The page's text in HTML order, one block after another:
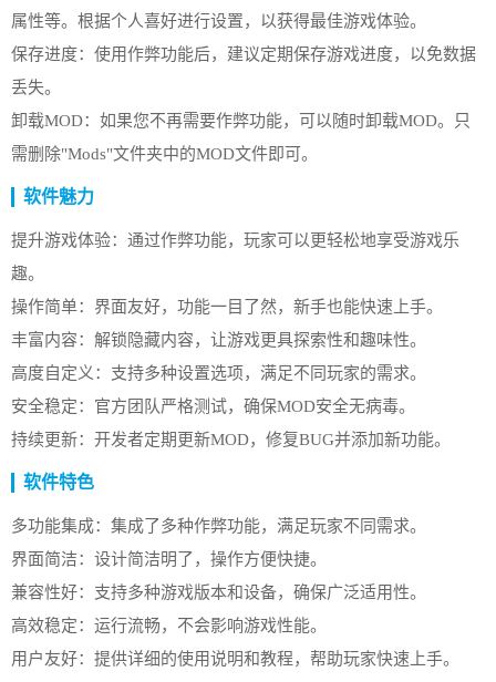
属性等。根据个人喜好进行设置，以获得最佳游戏体验。
保存进度：使用作弊功能后，建议定期保存游戏进度，以免数据
丢失。
卸载MOD：如果您不再需要作弊功能，可以随时卸载MOD。只
需删除"Mods"文件夹中的MOD文件即可。
软件魅力
提升游戏体验：通过作弊功能，玩家可以更轻松地享受游戏乐
趣。
操作简单：界面友好，功能一目了然，新手也能快速上手。
丰富内容：解锁隐藏内容，让游戏更具探索性和趣味性。
高度自定义：支持多种设置选项，满足不同玩家的需求。
安全稳定：官方团队严格测试，确保MOD安全无病毒。
持续更新：开发者定期更新MOD，修复BUG并添加新功能。
软件特色
多功能集成：集成了多种作弊功能，满足玩家不同需求。
界面简洁：设计简洁明了，操作方便快捷。
兼容性好：支持多种游戏版本和设备，确保广泛适用性。
高效稳定：运行流畅，不会影响游戏性能。
用户友好：提供详细的使用说明和教程，帮助玩家快速上手。